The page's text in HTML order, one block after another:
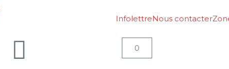
InfolettreNous contacter
0
Panier